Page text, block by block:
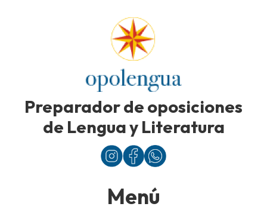
Preparador de oposiciones
de Lengua y Literatura
Menú